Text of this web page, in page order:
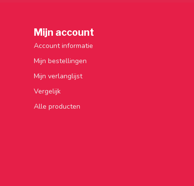
Mijn account
Account informatie
Mijn bestellingen
Mijn verlanglijst
Vergelijk
Alle producten